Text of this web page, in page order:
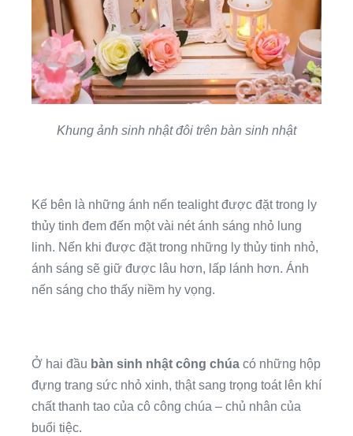
Khung ảnh sinh nhật đôi trên bàn sinh nhật
Kế bên là những ánh nến tealight được đặt trong ly
thủy tinh đem đến một vài nét ánh sáng nhỏ lung
linh. Nến khi được đặt trong những ly thủy tinh nhỏ,
ánh sáng sẽ giữ được lâu hơn, lấp lánh hơn. Ánh
nến sáng cho thấy niềm hy vọng.
Ở hai đầu bàn sinh nhật công chúa có những hộp
đựng trang sức nhỏ xinh, thật sang trọng toát lên khí
chất thanh tao của cô công chúa – chủ nhân của
buổi tiệc.